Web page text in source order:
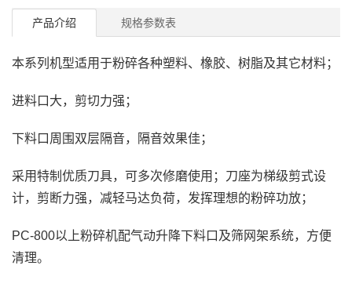
产品介绍 规格参数表
本系列机型适用于粉碎各种塑料、橡胶、树脂及其它材料；
进料口大，剪切力强；
下料口周围双层隔音，隔音效果佳；
采用特制优质刀具，可多次修磨使用；刀座为梯级剪式设
计，剪断力强，减轻马达负荷，发挥理想的粉碎功放；
PC-800以上粉碎机配气动升降下料口及筛网架系统，方便
清理。